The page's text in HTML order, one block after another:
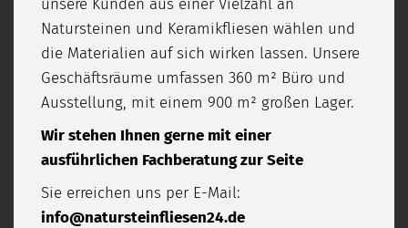
Natursteinen und Keramikfliesen wählen und
die Materialien auf sich wirken lassen. Unsere
Geschäftsräume umfassen 360 m² Büro und
Ausstellung, mit einem 900 m² großen Lager.
Wir stehen Ihnen gerne mit einer
ausführlichen Fachberatung zur Seite
Sie erreichen uns per E-Mail:
info@natursteinfliesen24.de